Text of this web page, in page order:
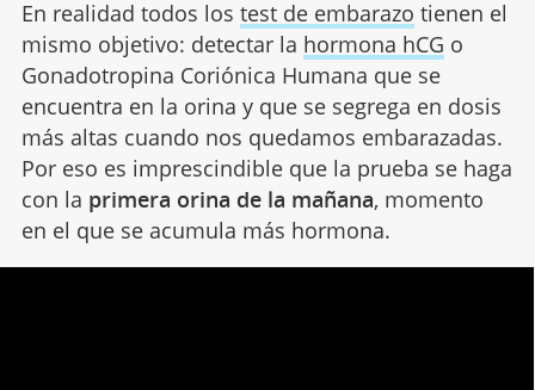
En realidad todos los test de embarazo tienen el
mismo objetivo: detectar la hormona hCG o
Gonadotropina Coriónica Humana que se
encuentra en la orina y que se segrega en dosis
más altas cuando nos quedamos embarazadas.
Por eso es imprescindible que la prueba se haga
con la primera orina de la mañana, momento
en el que se acumula más hormona.